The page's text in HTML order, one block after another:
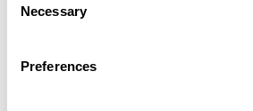
Selection
Necessary
Preferences